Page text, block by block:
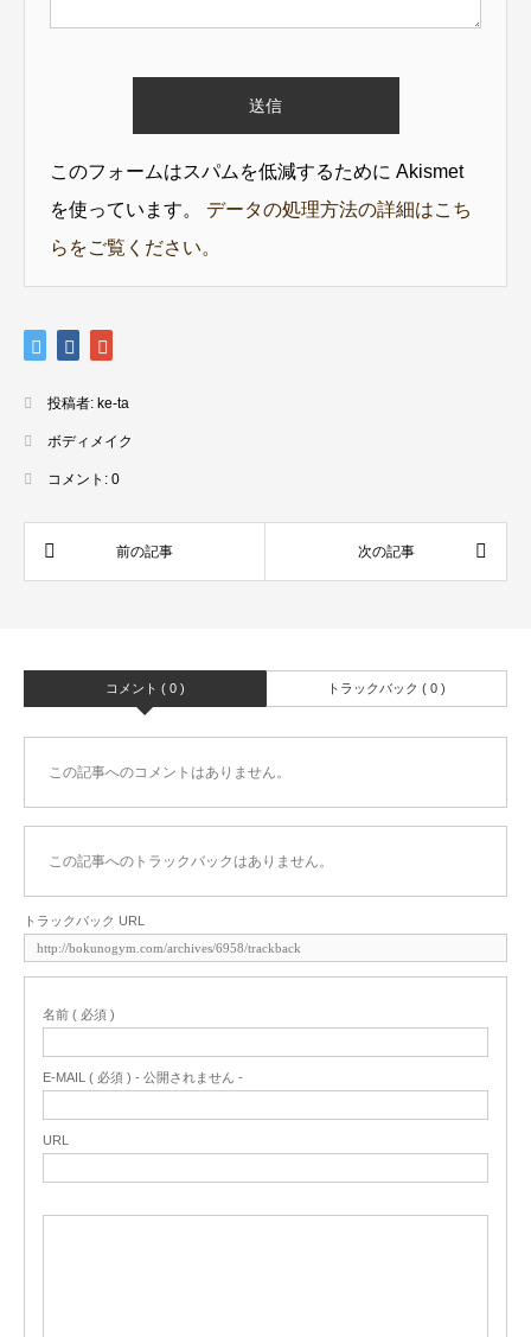
このフォームはスパムを低減するために Akismet
を使っています。 データの処理方法の詳細はこち
らをご覧ください。
投稿者: ke-ta
ボディメイク
コメント: 0
コメント ( 0 ) トラックバック ( 0 )
この記事へのコメントはありません。
この記事へのトラックバックはありません。
トラックバック URL
名前 ( 必須 )
E-MAIL ( 必須 ) - 公開されません -
URL